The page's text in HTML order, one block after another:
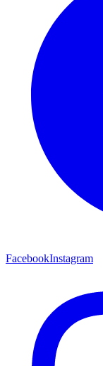
FacebookInstagram